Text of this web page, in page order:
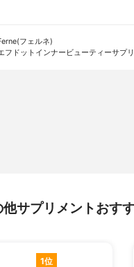
フェルネ)
フドットインナービューティーサプ
他サプリメントおす
1位